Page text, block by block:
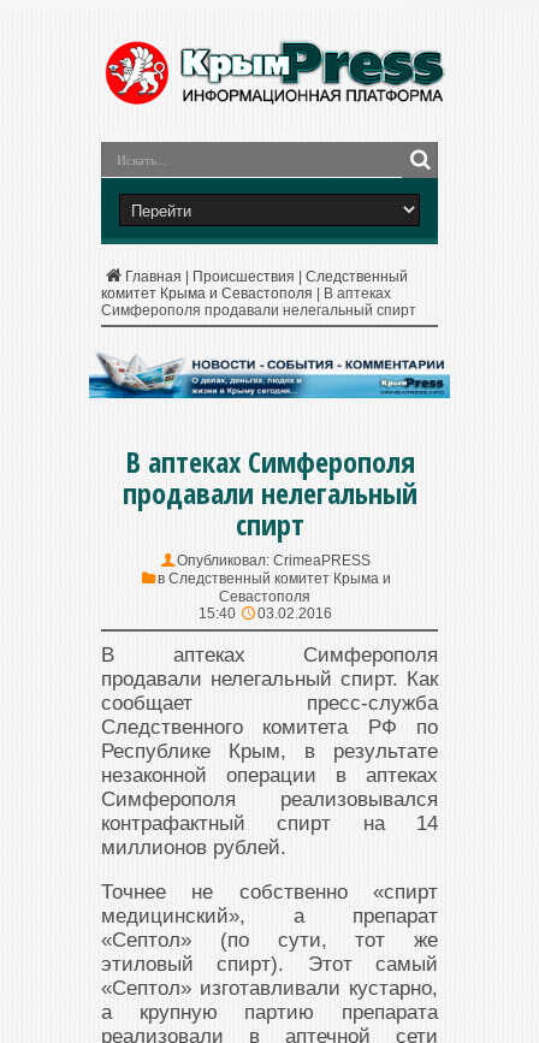
Главная Происшествия
Следственный
комитет Крыма и Севастополя
В аптеках
Симферополя продавали нелегальный спирт
В аптеках Симферополя
продавали нелегальный
спирт
Опубликовал: CrimeaPRESS
в Следственный комитет Крыма и
Севастополя
15:40
03.02.2016
В аптеках Симферополя
продавали нелегальный спирт. Как
сообщает пресс-служба
Следственного комитета РФ по
Республике Крым, в результате
незаконной операции в аптеках
Симферополя реализовывался
контрафактный спирт на 14
миллионов рублей.
Точнее не собственно «спирт
медицинский», а препарат
«Септол» (по сути, тот же
этиловый спирт). Этот самый
«Септол» изготавливали кустарно,
а крупную партию препарата
реализовали в аптечной сети